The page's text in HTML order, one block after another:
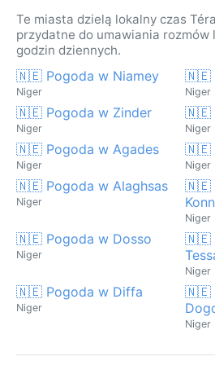
Te miasta dzielą lokalny czas
przydatne do umawiania rozmów
godzin dziennych.
🇳🇪 Pogoda w Niamey
Niger
🇳🇪
Niger
🇳🇪 Pogoda w Zinder
Niger
🇳🇪
Niger
🇳🇪 Pogoda w Agades
Niger
🇳🇪
Niger
🇳🇪 Pogoda w Alaghsas
Niger
🇳🇪
Niger
🇳🇪 Pogoda w Dosso
Niger
🇳🇪
Niger
🇳🇪 Pogoda w Diffa
Niger
🇳🇪
Niger